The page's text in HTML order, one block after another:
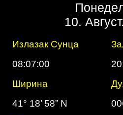
10.
Излазак Сунца
08:07:00
Ширина
41° 18’ 58” N